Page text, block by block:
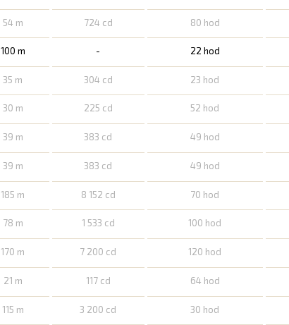
54 m 724 cd 80 hod
100 m - 22 hod
35 m 304 cd 23 hod
30 m 225 cd 52 hod
39 m 383 cd 49 hod
39 m 383 cd 49 hod
185 m 8 152 cd 70 hod
78 m 1 533 cd 100 hod
170 m 7 200 cd 120 hod
21 m 117 cd 64 hod
115 m 3 200 cd 30 hod